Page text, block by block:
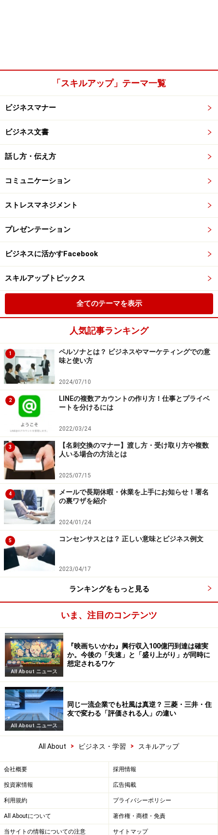
「スキルアップ」テーマ一覧
ビジネスマナー
ビジネス文書
話し方・伝え方
コミュニケーション
ストレスマネジメント
プレゼンテーション
ビジネスに活かすFacebook
スキルアップトピックス
全てのテーマを表示
人気記事ランキング
1
ペルソナとは？ ビジネスやマーケティングでの意
味と使い方
2024/07/10
2
LINEの複数アカウントの作り方！仕事とプライベ
ートを分けるには
2022/03/24
3
【名刺交換のマナー】渡し方・受け取り方や複数
人いる場合の方法とは
2025/07/15
4
メールで長期休暇・休業を上手にお知らせ！署名
の裏ワザを紹介
2024/01/24
5 コンセンサスとは？ 正しい意味とビジネス例文
2023/04/17
ランキングをもっと見る
いま、注目のコンテンツ
All About ニュース
『映画ちいかわ』興行収入100億円到達は確実
か。今後の「失速」と「盛り上がり」が同時に
想定されるワケ
All About ニュース
同じ一流企業でも社風は真逆？ 三菱・三井・住
友で変わる「評価される人」の違い
All About > ビジネス・学習 > スキルアップ
会社概要 採用情報
投資家情報 広告掲載
利用規約 プライバシーポリシー
All Aboutについて 著作権・商標・免責
当サイトの情報についての注意 サイトマップ